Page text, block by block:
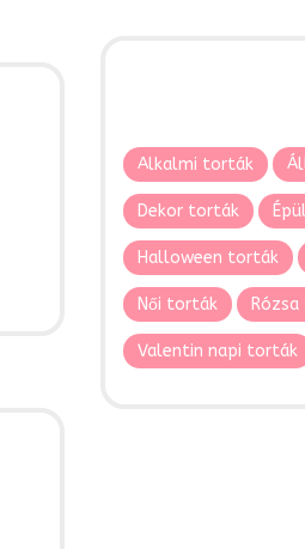
Alkalmi torták
Dekor torták
Halloween torták
Női torták
Valentin napi torták